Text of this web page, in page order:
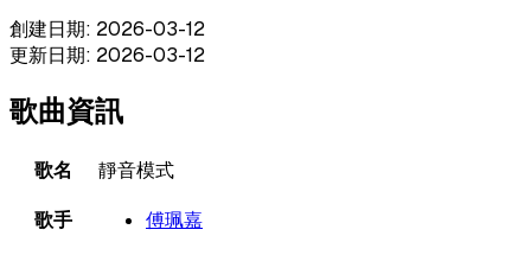
創建日期: 2026-03-12
更新日期: 2026-03-12
歌曲資訊
歌名
靜音模式
歌手
傅珮嘉